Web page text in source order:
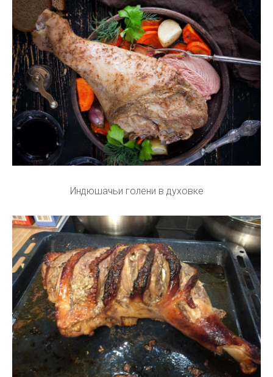
Индюшачьи голени в духовке